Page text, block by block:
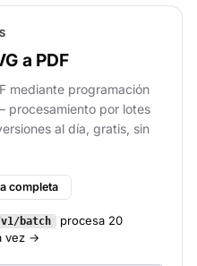
a PDF
mediante programación
procesamiento por lotes
al día, gratis, sin
completa
batch
procesa 20
vez →